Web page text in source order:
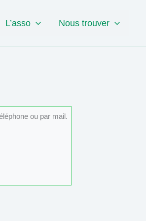
L’asso Nous trouver
ou par mail.